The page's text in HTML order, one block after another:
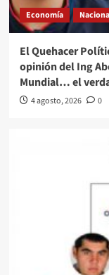
Economía
El Quehacer
opinión del Ing
Mundial… el
4 agosto, 2026 0